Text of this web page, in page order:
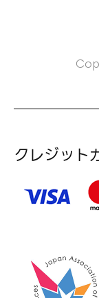
クレジット